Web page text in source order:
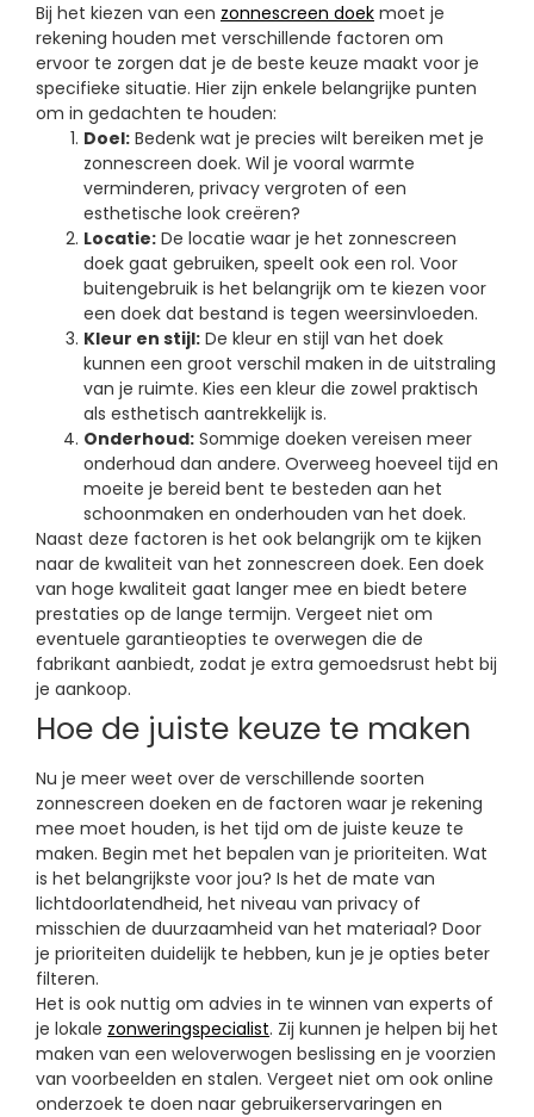
Bij het kiezen van een zonnescreen doek moet je
rekening houden met verschillende factoren om
ervoor te zorgen dat je de beste keuze maakt voor je
specifieke situatie. Hier zijn enkele belangrijke punten
om in gedachten te houden:
Doel: Bedenk wat je precies wilt bereiken met je
zonnescreen doek. Wil je vooral warmte
verminderen, privacy vergroten of een
esthetische look creëren?
Locatie: De locatie waar je het zonnescreen
doek gaat gebruiken, speelt ook een rol. Voor
buitengebruik is het belangrijk om te kiezen voor
een doek dat bestand is tegen weersinvloeden.
Kleur en stijl: De kleur en stijl van het doek
kunnen een groot verschil maken in de uitstraling
van je ruimte. Kies een kleur die zowel praktisch
als esthetisch aantrekkelijk is.
Onderhoud: Sommige doeken vereisen meer
onderhoud dan andere. Overweeg hoeveel tijd en
moeite je bereid bent te besteden aan het
schoonmaken en onderhouden van het doek.
Naast deze factoren is het ook belangrijk om te kijken
naar de kwaliteit van het zonnescreen doek. Een doek
van hoge kwaliteit gaat langer mee en biedt betere
prestaties op de lange termijn. Vergeet niet om
eventuele garantieopties te overwegen die de
fabrikant aanbiedt, zodat je extra gemoedsrust hebt bij
je aankoop.
Hoe de juiste keuze te maken
Nu je meer weet over de verschillende soorten
zonnescreen doeken en de factoren waar je rekening
mee moet houden, is het tijd om de juiste keuze te
maken. Begin met het bepalen van je prioriteiten. Wat
is het belangrijkste voor jou? Is het de mate van
lichtdoorlatendheid, het niveau van privacy of
misschien de duurzaamheid van het materiaal? Door
je prioriteiten duidelijk te hebben, kun je je opties beter
filteren.
Het is ook nuttig om advies in te winnen van experts of
je lokale zonweringspecialist. Zij kunnen je helpen bij het
maken van een weloverwogen beslissing en je voorzien
van voorbeelden en stalen. Vergeet niet om ook online
onderzoek te doen naar gebruikerservaringen en